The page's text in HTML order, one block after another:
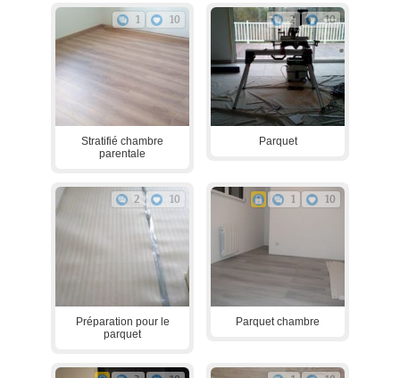
1 10
Stratifié chambre
parentale
2 10
Parquet
2 10
Préparation pour le
parquet
1 10
Parquet chambre